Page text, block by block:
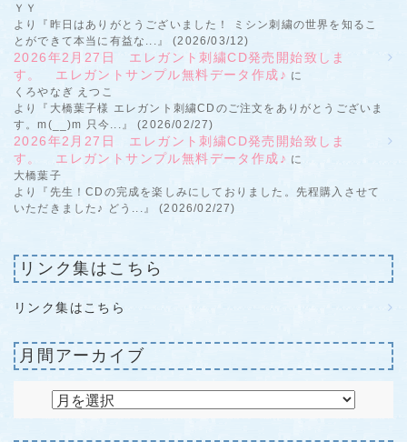
ＹＹ
より『昨日はありがとうございました！ ミシン刺繍の世界を知るこ
とができて本当に有益な...』 (2026/03/12)
2026年2月27日 エレガント刺繍CD発売開始致しま
す。 エレガントサンプル無料データ作成♪ に
くろやなぎ えつこ
より『大橋葉子様 エレガント刺繍CDのご注文をありがとうございま
す。m(__)m 只今...』 (2026/02/27)
2026年2月27日 エレガント刺繍CD発売開始致しま
す。 エレガントサンプル無料データ作成♪ に
大橋葉子
より『先生！CDの完成を楽しみにしておりました。先程購入させて
いただきました♪ どう...』 (2026/02/27)
リンク集はこちら
リンク集はこちら
月間アーカイブ